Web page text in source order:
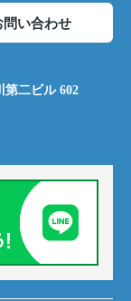
問い合わせ
第二ビル 602